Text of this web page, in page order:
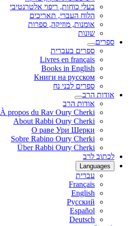
בעלי כוחות, ריפוי אלטרנטיבי
הלוח העברי, תאריכים
אומנות, מוזיקה, ספרות
שונות
ספרים
ספרים בעברית
Livres en français
Books in English
Книги на русском
ספרים לבני נח
אודות הרב
אודות הרב
À propos du Rav Oury Cherki
About Rabbi Oury Cherki
О раве Ури Шерки
Sobre Rabino Oury Cherki
Über Rabbi Oury Cherki
לכתוב לרב
Languages
עברית
Français
English
Русский
Español
Deutsch